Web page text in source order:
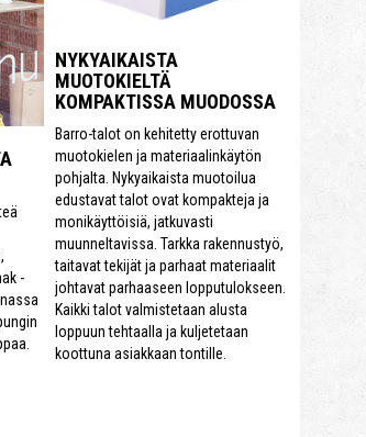
-
NYKYAIKAISTA
MUOTOKIELTÄ
KOMPAKTISSA MUODOSSA
Barro-talot on kehitetty erottuvan
muotokielen ja materiaalinkäytön
pohjalta. Nykyaikaista muotoilua
edustavat talot ovat kompakteja ja
monikäyttöisiä, jatkuvasti
muunneltavissa. Tarkka rakennustyö,
taitavat tekijät ja parhaat materiaalit
johtavat parhaaseen lopputulokseen.
Kaikki talot valmistetaan alusta
loppuun tehtaalla ja kuljetetaan
koottuna asiakkaan tontille.